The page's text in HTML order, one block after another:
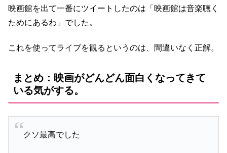
映画館を出て一番にツイートしたのは「映画館は音楽聴く
ためにあるわ」でした。
これを使ってライブを観るというのは、間違いなく正解。
まとめ：映画がどんどん面白くなってきて
いる気がする。
クソ最高でした